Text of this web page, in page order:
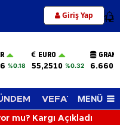
Giriş Yap 12
%0.18
EURO
55,2510 %0.32
VEFAT EDENLER
MENÜ
mu? Kargı Açıkladı